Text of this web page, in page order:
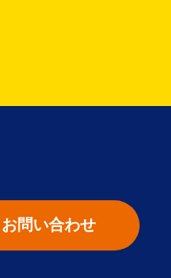
お問い合わせ